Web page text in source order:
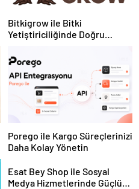
Bitkigrow ile Bitki
Yetiştiriciliğinde Doğru
Porego ile Kargo Süreçlerinizi
Daha Kolay Yönetin
Esat Bey Shop ile Sosyal
Medya Hizmetlerinde Güçlü